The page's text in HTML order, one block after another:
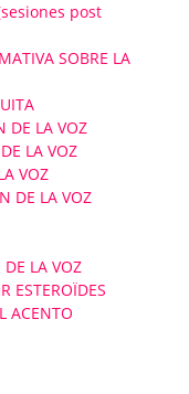
post
SOBRE LA
DE LA VOZ
LA VOZ
VOZ
DE LA VOZ
LA VOZ
ESTEROÏDES
ACENTO